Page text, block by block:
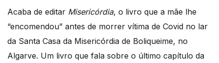
Acaba de editar Misericórdia, o livro que a mãe lhe
“encomendou” antes de morrer vítima de Covid no lar
da Santa Casa da Misericórdia de Boliqueime, no
Algarve. Um livro que fala sobre o último capítulo da